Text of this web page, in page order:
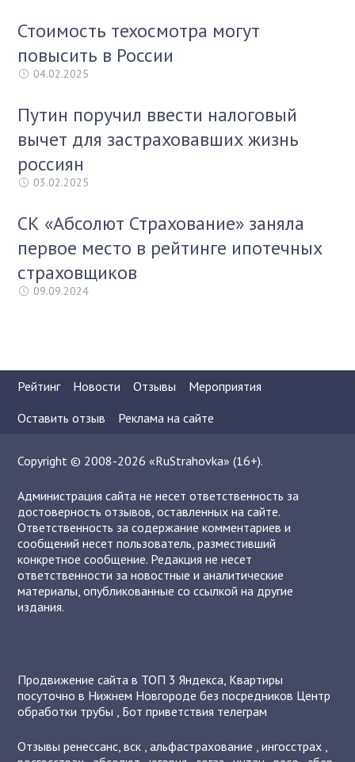
Стоимость техосмотра могут
повысить в России
04.02.2025
Путин поручил ввести налоговый
вычет для застраховавших жизнь
россиян
03.02.2025
СК «Абсолют Страхование» заняла
первое место в рейтинге ипотечных
страховщиков
09.09.2024
Рейтинг Новости Отзывы
Мероприятия
Оставить отзыв
Реклама на сайте
Copyright © 2008-2026 «RuStrahovka» (16+).
Администрация сайта не несет ответственность за
достоверность отзывов, оставленных на сайте.
Ответственность за содержание комментариев и
сообщений несет пользователь, разместивший
конкретное сообщение. Редакция не несет
ответственности за новостные и аналитические
материалы, опубликованные со ссылкой на другие
издания.
Продвижение сайта в ТОП 3 Яндекса, Квартиры
посуточно в Нижнем Новгороде без посредников Центр
обработки трубы , Бот приветствия телеграм
Отзывыренессанс,вск ,альфастрахование ,ингосстрах ,